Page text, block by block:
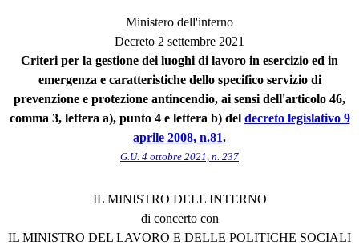
Ministero dell'interno
Decreto 2 settembre 2021
Criteri per la gestione dei luoghi di lavoro in esercizio ed in
emergenza e caratteristiche dello specifico servizio di
prevenzione e protezione antincendio, ai sensi dell'articolo 46,
comma 3, lettera a), punto 4 e lettera b) del decreto legislativo 9
aprile 2008, n.81.
G.U. 4 ottobre 2021, n. 237
IL MINISTRO DELL'INTERNO
di concerto con
IL MINISTRO DEL LAVORO E DELLE POLITICHE SOCIALI